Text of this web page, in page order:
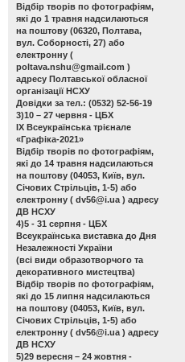
Відбір творів по фотографіям,
які до 1 травня надсилаються
на поштову (06320, Полтава,
вул. Соборності, 27) або
електронну (
poltava.nshu@gmail.com )
адресу Полтавської обласної
організації НСХУ
Довідки за тел.: (0532) 52-56-19
3)10 – 27 червня - ЦБХ
ІХ Всеукраїнська трієнале
«Графіка-2021»
Відбір творів по фотографіям,
які до 14 травня надсилаються
на поштову (04053, Київ, вул.
Січових Стрільців, 1-5) або
електронну ( dv56@i.ua ) адресу
ДВ НСХУ
4)5 - 31 серпня - ЦБХ
Всеукраїнська виставка до Дня
Незалежності України
(всі види образотворчого та
декоративного мистецтва)
Відбір творів по фотографіям,
які до 15 липня надсилаються
на поштову (04053, Київ, вул.
Січових Стрільців, 1-5) або
електронну ( dv56@i.ua ) адресу
ДВ НСХУ
5)29 вересня – 24 жовтня -